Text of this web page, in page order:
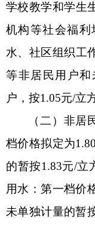
学校教学和学生
机构等社会福利
水、社区组织工
等非居民用户和
户，按1.05元/立
（二）非居
档价格拟定为
的暂按1.83元/立
用水：第一档价
未单独计量的暂